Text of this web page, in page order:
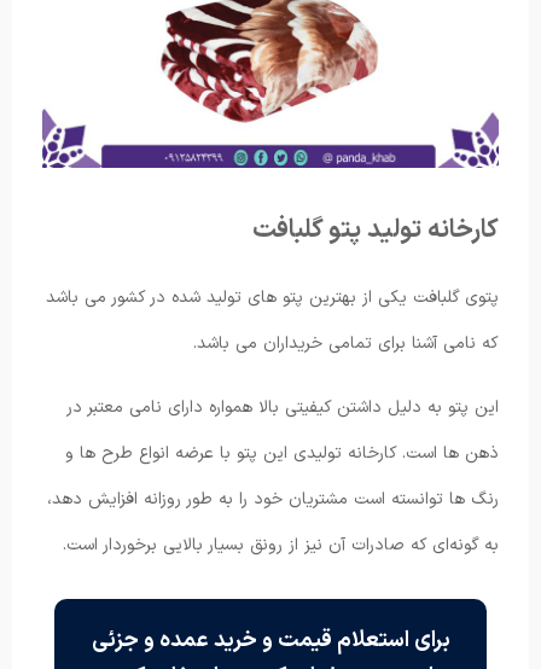
کارخانه تولید پتو گلبافت
پتوی گلبافت یکی از بهترین پتو های تولید شده در کشور می باشد
که نامی آشنا برای تمامی خریداران می باشد.
این پتو به دلیل داشتن کیفیتی بالا همواره دارای نامی معتبر در
ذهن ها است. کارخانه تولیدی این پتو با عرضه انواع طرح ها و
رنگ ها توانسته است مشتریان خود را به طور روزانه افزایش دهد،
به گونه‌ای که صادرات آن نیز از رونق بسیار بالایی برخوردار است.
برای استعلام قیمت و خرید عمده و جزئی